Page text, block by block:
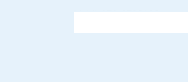
Mobil: 070-6798192
E-Mail: